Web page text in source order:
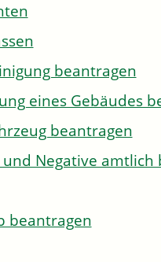
beantragen
eines Gebäudes
beantragen
Negative amtlich
beantragen